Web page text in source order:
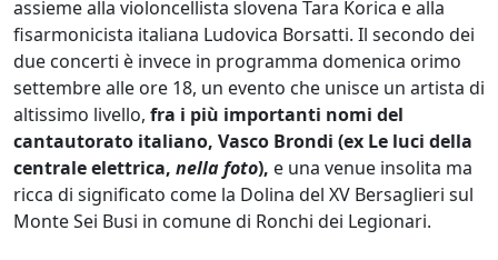
assieme alla violoncellista slovena Tara Korica e alla
fisarmonicista italiana Ludovica Borsatti. Il secondo dei
due concerti è invece in programma domenica orimo
settembre alle ore 18, un evento che unisce un artista di
altissimo livello, fra i più importanti nomi del
cantautorato italiano, Vasco Brondi (ex Le luci della
centrale elettrica, nella foto), e una venue insolita ma
ricca di significato come la Dolina del XV Bersaglieri sul
Monte Sei Busi in comune di Ronchi dei Legionari.